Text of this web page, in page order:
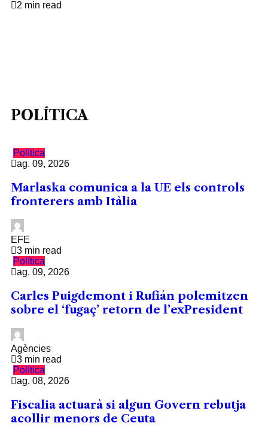
2 min read
POLÍTICA
Política
ag. 09, 2026
Marlaska comunica a la UE els controls
fronterers amb Itàlia
EFE
3 min read
Política
ag. 09, 2026
Carles Puigdemont i Rufián polemitzen
sobre el ‘fugaç’ retorn de l’exPresident
Agències
3 min read
Política
ag. 08, 2026
Fiscalia actuarà si algun Govern rebutja
acollir menors de Ceuta